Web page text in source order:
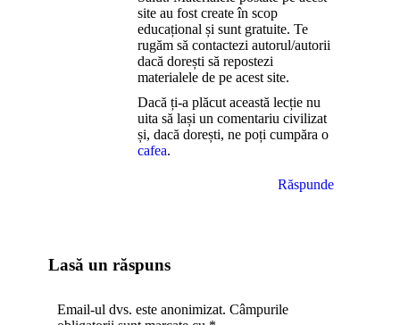
site au fost create în scop
educațional și sunt gratuite. Te
rugăm să contactezi autorul/autorii
dacă dorești să repostezi
materialele de pe acest site.
Dacă ți-a plăcut această lecție nu
uita să lași un comentariu civilizat
și, dacă dorești, ne poți cumpăra o
cafea.
Răspunde
Lasă un răspuns
Email-ul dvs. este anonimizat. Câmpurile